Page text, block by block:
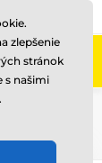
+421220255160
zlepšenie
stránok
s našimi
.